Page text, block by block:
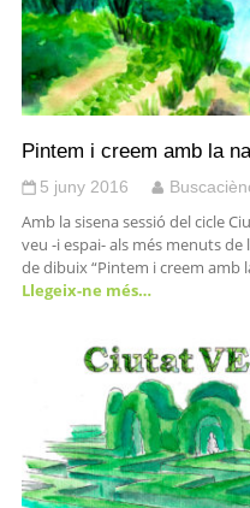
Pintem i creem amb la
5 juny 2016
Amb la sisena sessió del cicle
veu -i espai- als més menuts de
de dibuix “Pintem i creem amb
Llegeix-ne més…